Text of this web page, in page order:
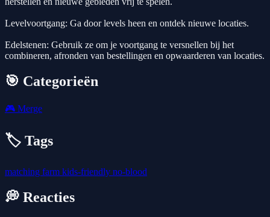
Levelvoortgang: Ga door levels heen en ontdek nieuwe locaties.
Edelstenen: Gebruik ze om je voortgang te versnellen bij het
combineren, afronden van bestellingen en opwaarderen van locaties.
🎯 Categorieën
🎮 Merge
🏷️ Tags
matching farm kids-friendly no-blood
💭 Reacties